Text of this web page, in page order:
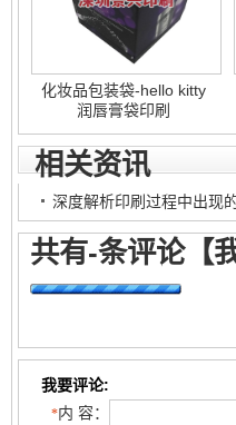
化妆品包装袋-hello kitty
润唇膏袋印刷
相关资讯
深度解析印刷过程中出现
共有-条评论【
我要评论:
*内 容：